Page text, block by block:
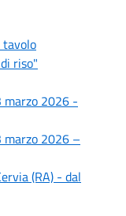
tavolo
riso"
marzo 2026 -
2026 –
(RA) - dal